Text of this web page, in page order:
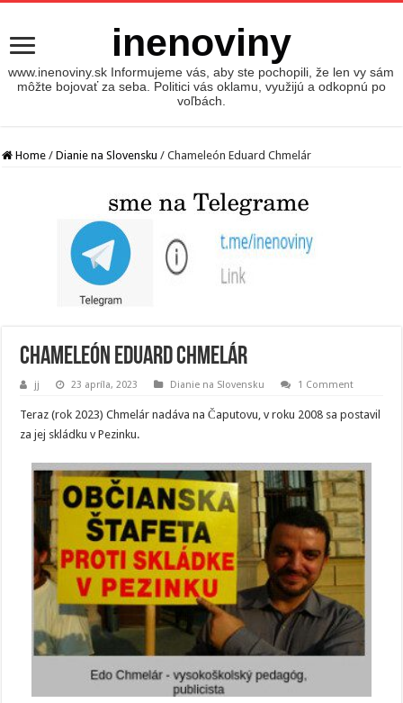
inenoviny
www.inenoviny.sk Informujeme vás, aby ste pochopili, že len vy sám
môžte bojovať za seba. Politici vás oklamu, využijú a odkopnú po
voľbách.
Home / Dianie na Slovensku / Chameleón Eduard Chmelár
Chameleón Eduard Chmelár
jj 23 apríla, 2023 Dianie na Slovensku 1 Comment
Teraz (rok 2023) Chmelár nadáva na Čaputovu, v roku 2008 sa postavil
za jej skládku v Pezinku.